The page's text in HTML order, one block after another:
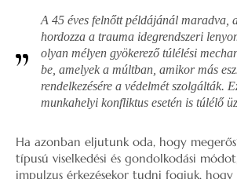
A 45 éves felnőtt példájánál maradva,
hordozza a trauma idegrendszeri
olyan mélyen gyökerező túlélési
be, amelyek a múltban, amikor más
rendelkezésére a védelmét szolgálták.
munkahelyi konfliktus esetén is túlélő
Ha azonban eljutunk oda, hogy
típusú viselkedési és gondolkodási
impulzus érkezésekor tudni fogjuk, hogy